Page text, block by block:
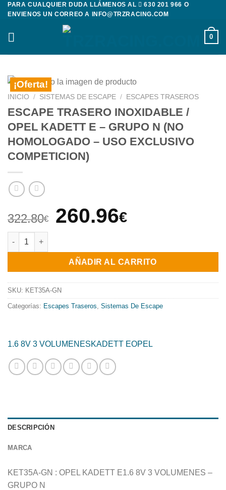
Saltar
contenido
PARA CUALQUIER DUDA LLÁMENOS AL 630 201 966 O
ENVIENOS UN CORREO A
INFO@TRZRACING.COM
0
¡Oferta!
INICIO / SISTEMAS DE ESCAPE / ESCAPES TRASEROS
ESCAPE TRASERO INOXIDABLE /
OPEL KADETT E – GRUPO N (NO
HOMOLOGADO – USO EXCLUSIVO
COMPETICION)
322.80€
El
original
era:
322.80€.
260.96€El
actual
es:
260.96€.
ESCAPE TRASERO INOXIDABLE / OPEL KADETT E - GRUPO
AÑADIR AL CARRITO
SKU: KET35A-GN
Categorías: Escapes Traseros Sistemas De Escape
1.6 8V 3 VOLUMENESKADETT EOPEL
DESCRIPCIÓN
MARCA
KET35A-GN : OPEL KADETT E1.6 8V 3 VOLUMENES –
GRUPO N